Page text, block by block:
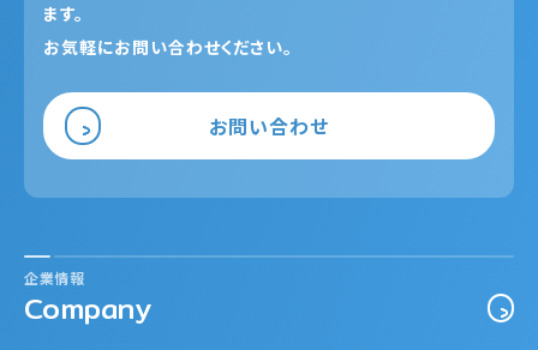
ます。
お気軽にお問い合わせください。
お問い合わせ
企業情報
Company